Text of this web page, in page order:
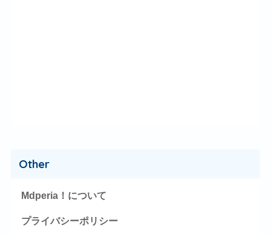
Other
Mdperia！について
プライバシーポリシー